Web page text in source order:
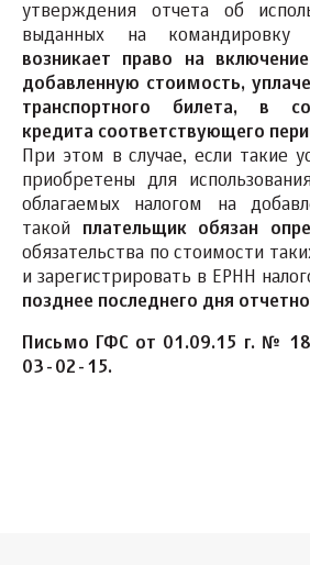
утверждения отчета об
выданных на
возникает право на
добавленную стоимость,
транспортного билета, в
кредита соответствующего
При этом в случае, если такие
приобретены для
облагаемых налогом на
такой плательщик обязан
обязательства по стоимости
и зарегистрировать в ЕРНН
позднее последнего дня
Письмо ГФС от 01.09.15 г. №
03-02-15.